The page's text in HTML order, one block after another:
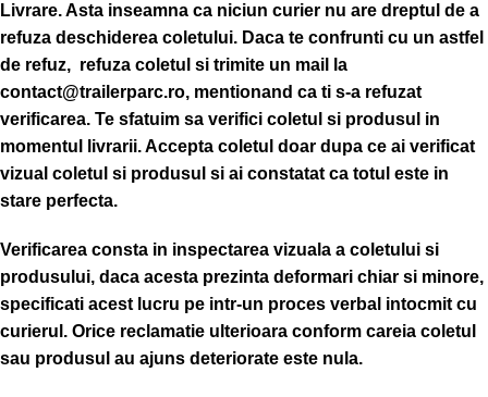
Livrare. Asta inseamna ca niciun curier nu are dreptul de a
refuza deschiderea coletului. Daca te confrunti cu un astfel
de refuz, refuza coletul si trimite un mail la
contact@trailerparc.ro, mentionand ca ti s-a refuzat
verificarea. Te sfatuim sa verifici coletul si produsul in
momentul livrarii. Accepta coletul doar dupa ce ai verificat
vizual coletul si produsul si ai constatat ca totul este in
stare perfecta.
Verificarea consta in inspectarea vizuala a coletului si
produsului, daca acesta prezinta deformari chiar si minore,
specificati acest lucru pe intr-un proces verbal intocmit cu
curierul. Orice reclamatie ulterioara conform careia coletul
sau produsul au ajuns deteriorate este nula.